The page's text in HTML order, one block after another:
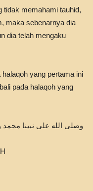
tidak memahami tauhid,
maka sebenarnya dia
dia telah mengaku
yang pertama ini
pada halaqoh yang
وصلى الله على نبينا